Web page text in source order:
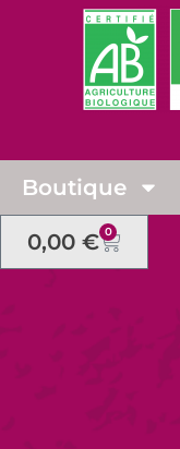
Boutique
0,00 € 0